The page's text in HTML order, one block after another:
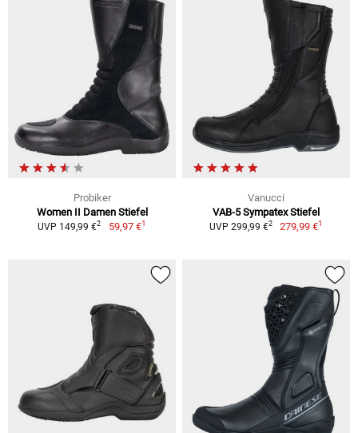
Probiker
Women II Damen Stiefel
UVP 149,99 €2 59,97 €1
Vanucci
VAB-5 Sympatex Stiefel
UVP 299,99 €2 279,99 €1